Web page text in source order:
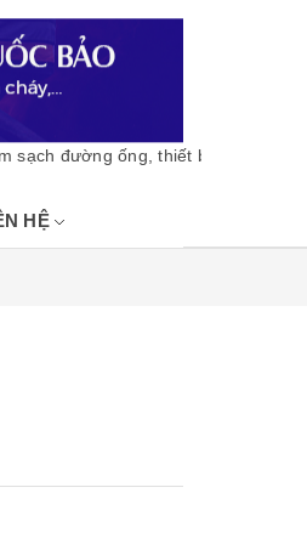
đường ống, thiết bị vật tư phòng
HỆ